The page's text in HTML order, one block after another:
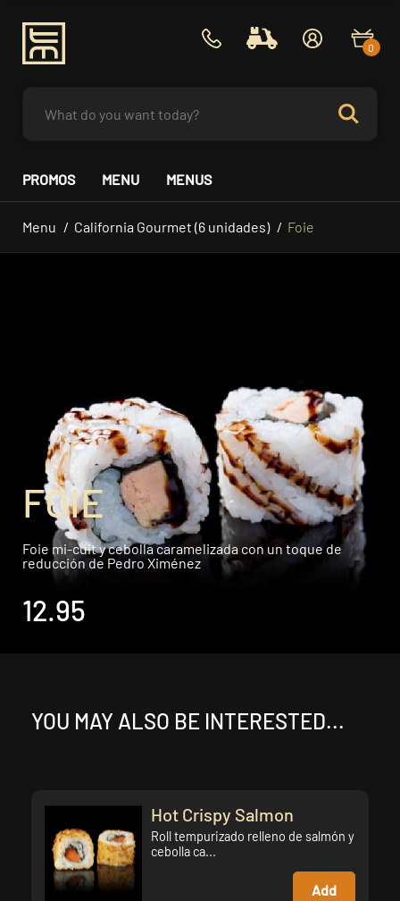
0
PROMOS MENU MENUS
Menu California Gourmet (6 unidades) Foie
FOIE
Foie mi-cuit y cebolla caramelizada con un toque de
reducción de Pedro Ximénez
12.95
YOU MAY ALSO BE INTERESTED...
Hot Crispy Salmon
Roll tempurizado relleno de salmón y
cebolla ca...
Add